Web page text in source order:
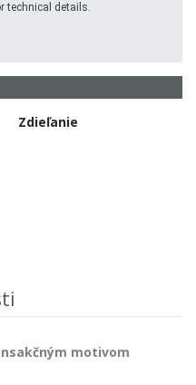
technical details.
Zdieľanie
motivom